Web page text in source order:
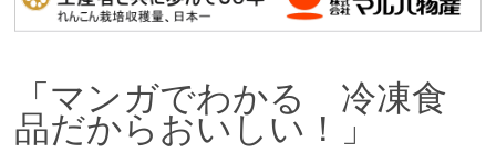
「マンガでわかる 冷凍食
品だからおいしい！」